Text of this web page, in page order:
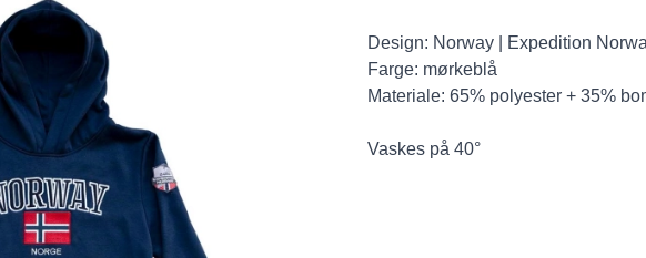
Design: Norway | Expedition
Farge: mørkeblå
Materiale: 65% polyester + 35%
Vaskes på 40°